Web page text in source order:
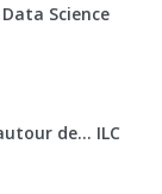
Science
de... ILC